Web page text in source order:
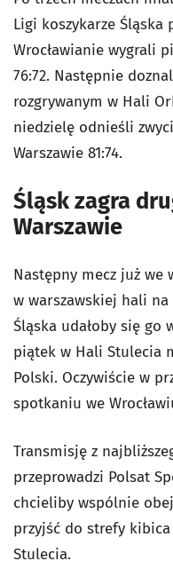
Ligi koszykarze Śląska
Wrocławianie wygrali
76:72. Następnie
rozgrywanym w Hali
niedzielę odnieśli
Warszawie 81:74.
Śląsk zagra
Warszawie
Następny mecz już we
w warszawskiej hali na
Śląska udałoby się go
piątek w Hali Stulecia
Polski. Oczywiście w
spotkaniu we
Transmisję z
przeprowadzi Polsat
chcieliby wspólnie
przyjść do strefy
Stulecia.